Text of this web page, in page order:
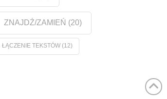
ZNAJDŹ/ZAMIEŃ (20)
ŁĄCZENIE TEKSTÓW(12)